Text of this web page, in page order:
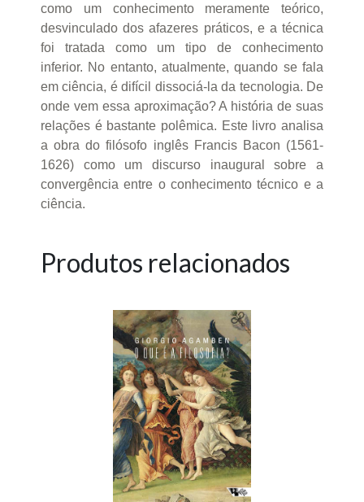
como um conhecimento meramente teórico,
desvinculado dos afazeres práticos, e a técnica
foi tratada como um tipo de conhecimento
inferior. No entanto, atualmente, quando se fala
em ciência, é difícil dissociá-la da tecnologia. De
onde vem essa aproximação? A história de suas
relações é bastante polêmica. Este livro analisa
a obra do filósofo inglês Francis Bacon (1561-
1626) como um discurso inaugural sobre a
convergência entre o conhecimento técnico e a
ciência.
Produtos relacionados